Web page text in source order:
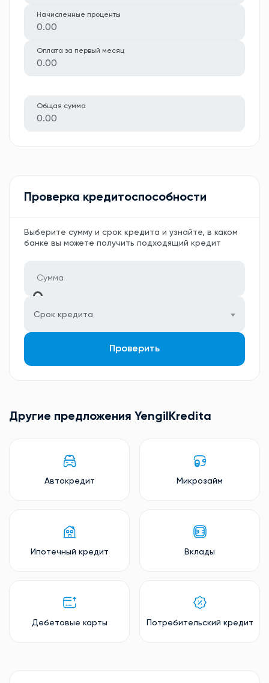
Начисленные проценты
0.00
Оплата за первый месяц
0.00
Общая сумма
0.00
Проверка кредитоспособности
Выберите сумму и срок кредита и узнайте, в каком
банке вы можете получить подходящий кредит
Срок кредита
Проверить
Другие предложения YengilKredita
Автокредит Микрозайм
Ипотечный кредит Вклады
Дебетовые карты Потребительский кредит